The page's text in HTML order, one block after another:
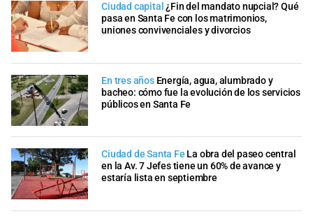
Ciudad capital ¿Fin del mandato nupcial? Qué
pasa en Santa Fe con los matrimonios,
uniones convivenciales y divorcios
En tres años Energía, agua, alumbrado y
bacheo: cómo fue la evolución de los servicios
públicos en Santa Fe
Ciudad de Santa Fe La obra del paseo central
en la Av. 7 Jefes tiene un 60% de avance y
estaría lista en septiembre